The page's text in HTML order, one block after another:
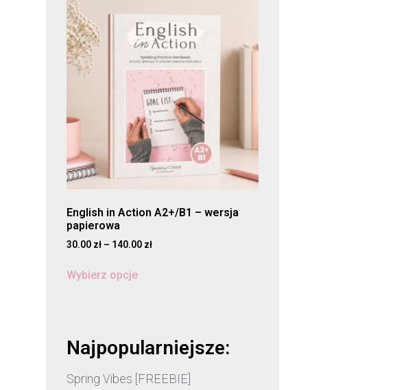
English in Action A2+/B1 – wersja
papierowa
30.00 zł – 140.00 zł
Wybierz opcje
Najpopularniejsze:
Spring Vibes [FREEBIE]